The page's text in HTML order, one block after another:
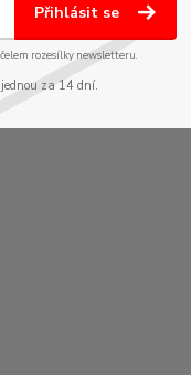
Přihlásit se
rozesílky newsletteru.
za 14 dní.